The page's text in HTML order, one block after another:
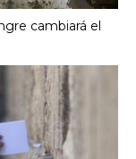
cambiará el